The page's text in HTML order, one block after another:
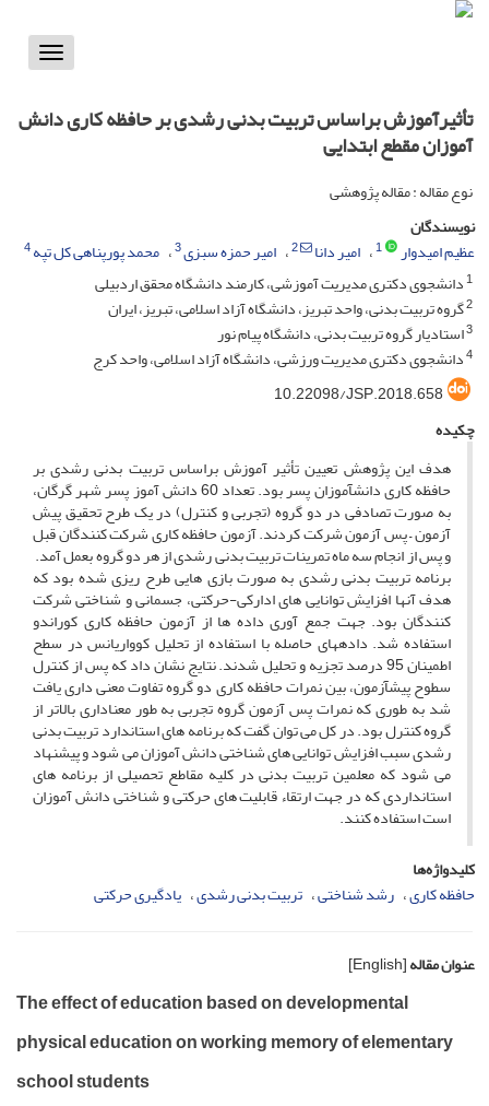
Toggle
تأثیرآموزش براساس تربیت بدنی رشدی بر حافظه کاری دانش
آموزان مقطع ابتدایی
نوع مقاله : مقاله پژوهشی
نویسندگان
عظیم امیدوار
1 امیر دانا 2 امیر حمزه سبزی3 محمد پورپناهی کل تپه4
1دانشجوی دکتری مدیریت آموزشی، کارمند دانشگاه محقق اردبیلی
2گروه تربیت بدنی، واحد تبریز، دانشگاه آزاد اسلامی، تبریز، ایران
3استادیار گروه تربیت بدنی، دانشگاه پیام نور
4دانشجوی دکتری مدیریت ورزشی، دانشگاه آزاد اسلامی، واحد کرج
10.22098/JSP.2018.658
چکیده
هدف این پژوهش تعیین تأثیر آموزش براساس تربیت بدنی رشدی بر
حافظه کاری دانش­آموزان پسر بود. تعداد 60 دانش آموز پسر شهر گرگان،
به صورت تصادفی در دو گروه (تجربی و کنترل) در یک طرح تحقیق پیش
آزمون – پس آزمون شرکت کردند. آزمون حافظه کاری شرکت کنندگان قبل
و پس از انجام سه ماه تمرینات تربیت بدنی رشدی از هر دو گروه بعمل آمد.
برنامه تربیت بدنی رشدی به صورت بازی هایی طرح ریزی شده بود که
هدف آنها افزایش توانایی های ادارکی-حرکتی، جسمانی و شناختی شرکت
کنندگان بود. جهت جمع آوری داده ها از آزمون حافظه کاری کوراندو
استفاده شد. داده­های حاصله با استفاده از تحلیل کوواریانس در سطح
اطمینان 95 درصد تجزیه و تحلیل شدند. نتایج نشان داد که پس از کنترل
سطوح پیش­آزمون، بین نمرات حافظه کاری دو گروه تفاوت معنی داری یافت
شد به طوری که نمرات پس آزمون گروه تجربی به طور معناداری بالاتر از
گروه کنترل بود. در کل می توان گفت که برنامه های استاندارد تربیت بدنی
رشدی سبب افزایش توانایی های شناختی دانش آموزان می شود و پیشنهاد
می شود که معلمین تربیت بدنی در کلیه مقاطع تحصیلی از برنامه های
استانداردی که در جهت ارتقاء قابلیت های حرکتی و شناختی دانش آموزان
است استفاده کنند.
کلیدواژه‌ها
حافظه کاری رشد شناختی تربیت بدنی رشدی یادگیری حرکتی
عنوان مقاله[English]
The effect of education based on developmental
physical education on working memory of elementary
school students